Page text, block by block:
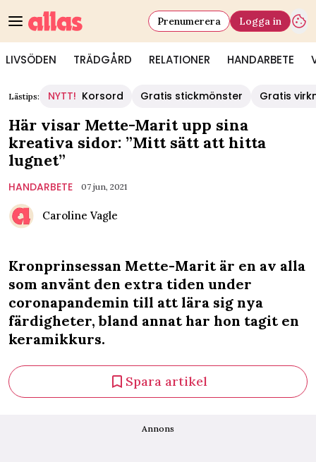
LIVSÖDEN TRÄDGÅRD RELATIONER HANDARBETE
Prenumerera Logga in
Lästips: NYTT! Korsord Gratis stickmönster Gratis
Här visar Mette-Marit upp sina
kreativa sidor: ”Mitt sätt att hitta
lugnet”
HANDARBETE 07 jun, 2021
Caroline Vagle
Kronprinsessan Mette-Marit är en av alla
som använt den extra tiden under
coronapandemin till att lära sig nya
färdigheter, bland annat har hon tagit en
keramikkurs.
Spara artikel
Annons